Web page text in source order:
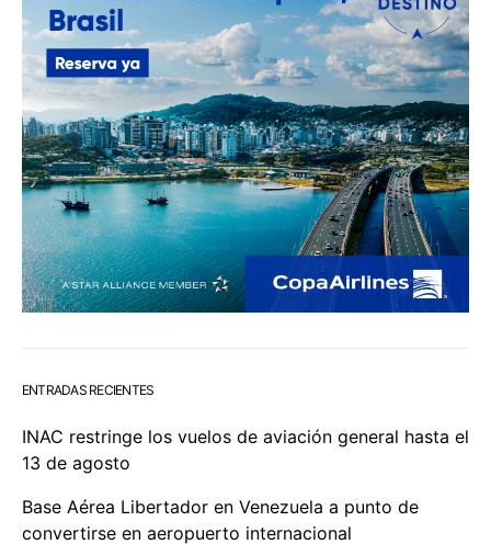
ENTRADAS RECIENTES
INAC restringe los vuelos de aviación general hasta el
13 de agosto
Base Aérea Libertador en Venezuela a punto de
convertirse en aeropuerto internacional